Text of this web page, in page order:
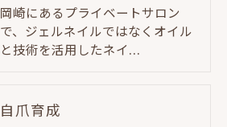
岡崎にあるプライベートサロン
で、ジェルネイルではなくオイル
と技術を活用したネイ…
自爪育成